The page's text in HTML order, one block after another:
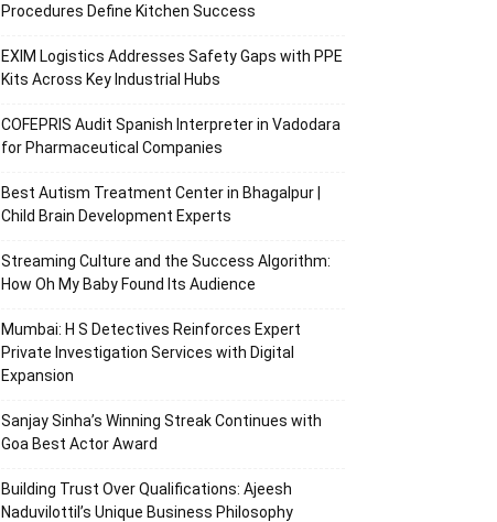
Procedures Define Kitchen Success
EXIM Logistics Addresses Safety Gaps with PPE
Kits Across Key Industrial Hubs
COFEPRIS Audit Spanish Interpreter in Vadodara
for Pharmaceutical Companies
Best Autism Treatment Center in Bhagalpur |
Child Brain Development Experts
Streaming Culture and the Success Algorithm:
How Oh My Baby Found Its Audience
Mumbai: H S Detectives Reinforces Expert
Private Investigation Services with Digital
Expansion
Sanjay Sinha’s Winning Streak Continues with
Goa Best Actor Award
Building Trust Over Qualifications: Ajeesh
Naduvilottil’s Unique Business Philosophy